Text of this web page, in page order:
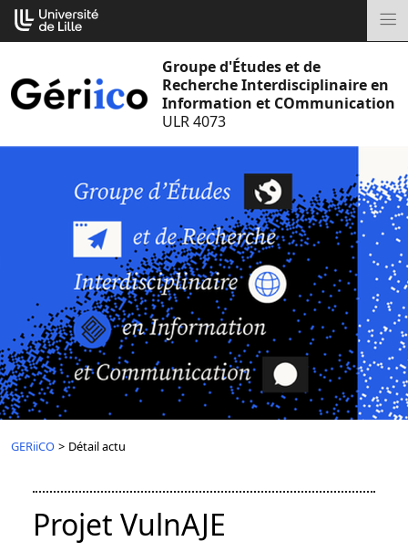
Aller
au
Groupe d'Études et de
Recherche Interdisciplinaire en
Information et COmmunication
ULR 4073
GERiiCO > Détail actu
Projet VulnAJE
Cookies management panel